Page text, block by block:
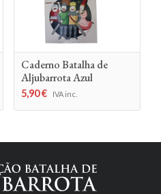
Caderno Batalha de
Aljubarrota Azul
5,90€ IVA inc.